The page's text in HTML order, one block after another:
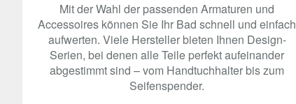
Mit der Wahl der passenden Armaturen und
Accessoires können Sie Ihr Bad schnell und einfach
aufwerten. Viele Hersteller bieten Ihnen Design-
Serien, bei denen alle Teile perfekt aufeinander
abgestimmt sind – vom Handtuchhalter bis zum
Seifenspender.